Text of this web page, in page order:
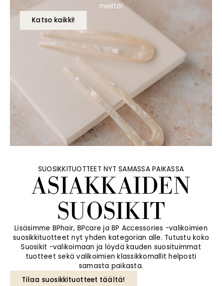
meiltä!
Katso kaikki!
SUOSIKKITUOTTEET NYT SAMASSA PAIKASSA
ASIAKKAIDEN
SUOSIKIT
Lisäsimme BPhair, BPcare ja BP Accessories -valikoimien
suosikkituotteet nyt yhden kategorian alle. Tutustu koko
Suosikit -valikoimaan ja löydä kauden suosituimmat
tuotteet sekä valikoimien klassikkomallit helposti
samasta paikasta.
Tilaa suosikkituotteet täältä!